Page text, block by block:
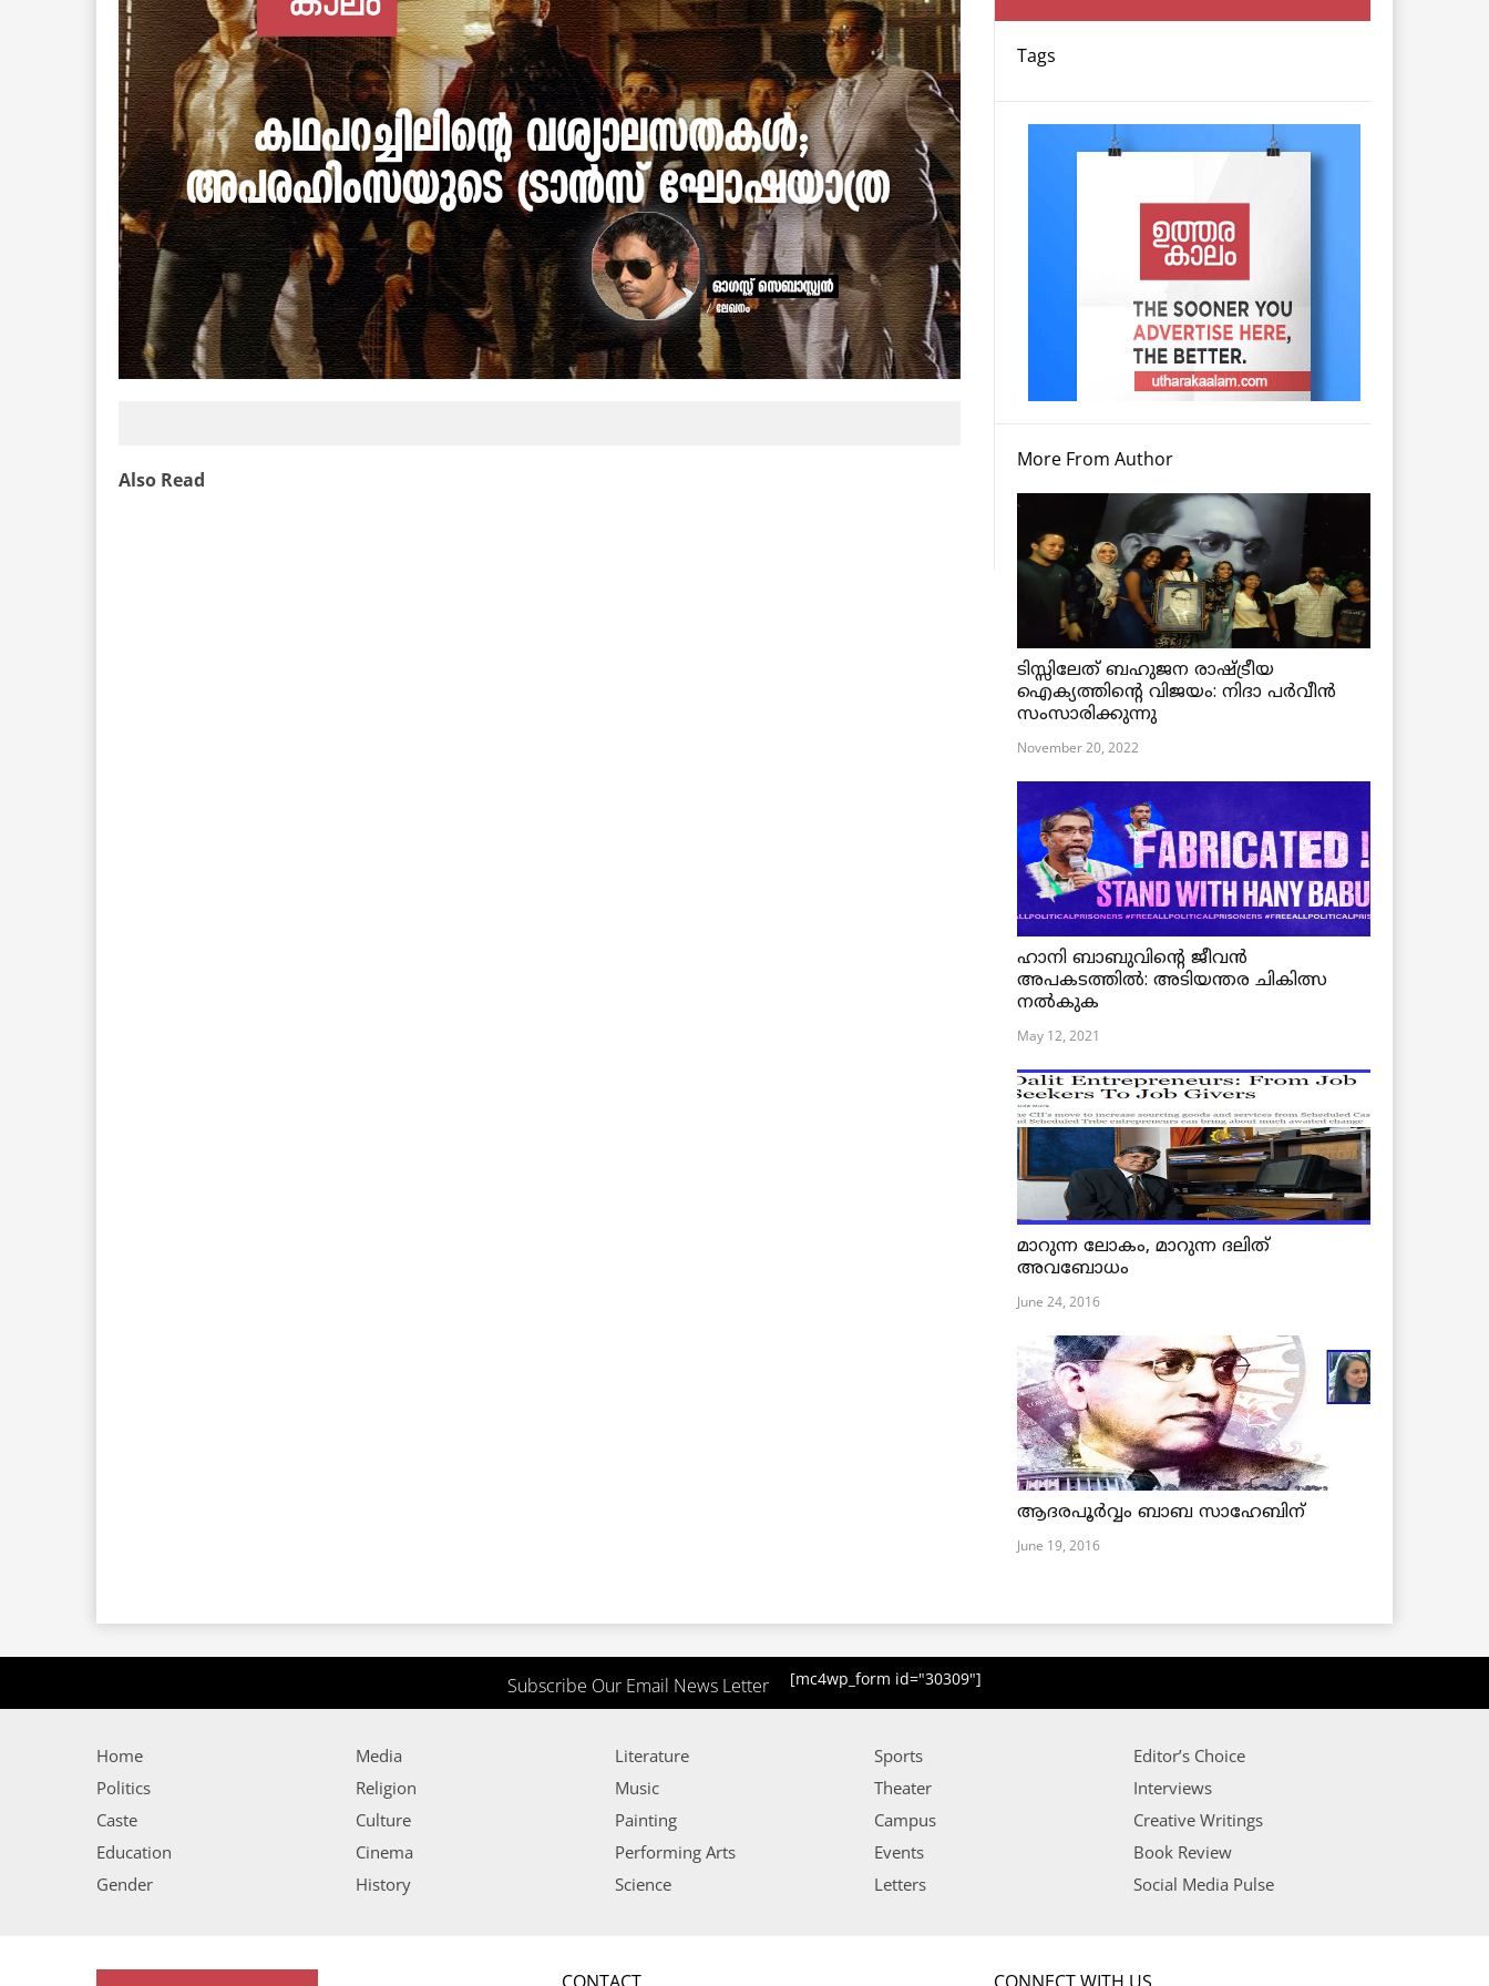
Also Read
Tags
More From Author
ടിസ്സിലേത് ബഹുജന രാഷ്ട്രീയ
ഐക്യത്തിന്റെ വിജയം: നിദാ പർവീൻ
സംസാരിക്കുന്നു
November 20, 2022
ഹാനി ബാബുവിന്റെ ജീവൻ
അപകടത്തിൽ: അടിയന്തര ചികിത്സ
നൽകുക
May 12, 2021
മാറുന്ന ലോകം, മാറുന്ന ദലിത്
അവബോധം
June 24, 2016
ആദരപൂര്‍വ്വം ബാബ സാഹേബിന്
June 19, 2016
Subscribe Our Email News Letter [mc4wp_form id="30309"]
Home
Politics
Caste
Education
Gender
Media
Religion
Culture
Cinema
History
Literature
Music
Painting
Performing Arts
Science
Sports
Theater
Campus
Events
Letters
Editor’s Choice
Interviews
Creative Writings
Book Review
Social Media Pulse